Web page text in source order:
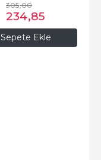
Sepete Ekle
305,00
234,85